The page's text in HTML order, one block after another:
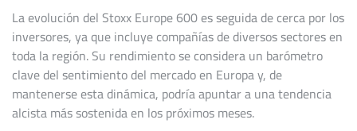
La evolución del Stoxx Europe 600 es seguida de cerca por los
inversores, ya que incluye compañías de diversos sectores en
toda la región. Su rendimiento se considera un barómetro
clave del sentimiento del mercado en Europa y, de
mantenerse esta dinámica, podría apuntar a una tendencia
alcista más sostenida en los próximos meses.